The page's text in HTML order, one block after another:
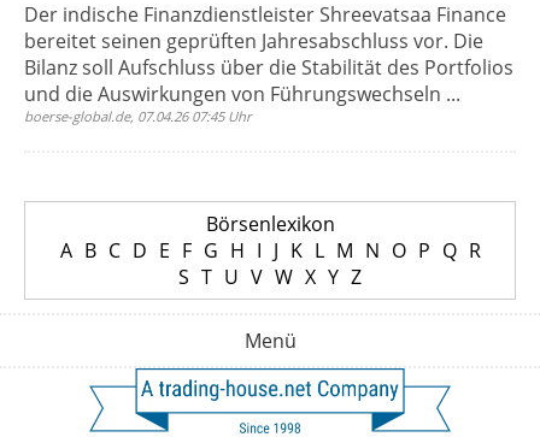
Der indische Finanzdienstleister Shreevatsaa Finance
bereitet seinen geprüften Jahresabschluss vor. Die
Bilanz soll Aufschluss über die Stabilität des Portfolios
und die Auswirkungen von Führungswechseln ...
boerse-global.de, 07.04.26 07:45 Uhr
Börsenlexikon
A B C D E F G H I J K L M N O P Q R
S T U V W X Y Z
Menü